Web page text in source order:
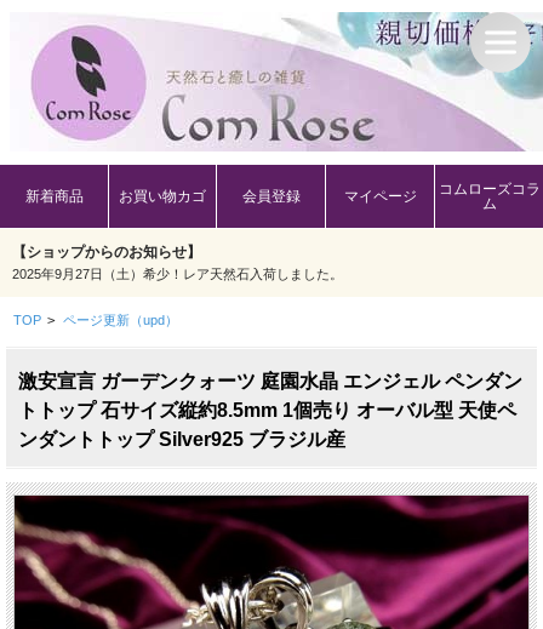
新着商品 お買い物カゴ 会員登録 マイページ
コムローズコラ
ム
【ショップからのお知らせ】
2025年9月27日（土）希少！レア天然石入荷しました。
TOP > ページ更新（upd）
激安宣言 ガーデンクォーツ 庭園水晶 エンジェル ペンダン
トトップ 石サイズ縦約8.5mm 1個売り オーバル型 天使ペ
ンダントトップ Silver925 ブラジル産